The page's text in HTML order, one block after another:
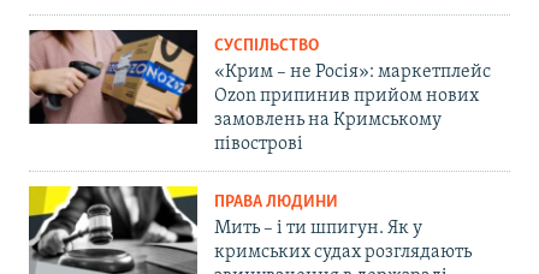
СУСПІЛЬСТВО
«Крим – не Росія»: маркетплейс
Ozon припинив прийом нових
замовлень на Кримському
півострові
ПРАВА ЛЮДИНИ
Мить – і ти шпигун. Як у
кримських судах розглядають